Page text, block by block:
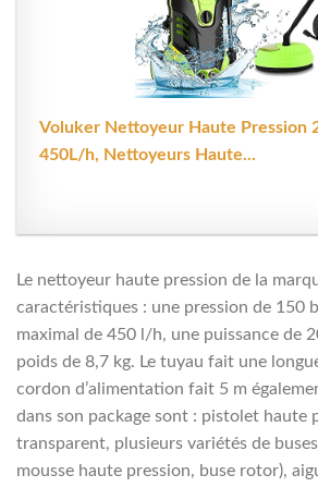
Voluker Nettoyeur Haute Pression
450L/h, Nettoyeurs Haute...
Le nettoyeur haute pression de la
caractéristiques : une pression de 150
maximal de 450 l/h, une puissance de
poids de 8,7 kg. Le tuyau fait une
cordon d’alimentation fait 5 m
dans son package sont : pistolet haute
transparent, plusieurs variétés de
mousse haute pression, buse rotor),